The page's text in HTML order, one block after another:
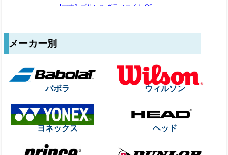
メーカー別
バボラ ウィルソン
ヨネックス ヘッド